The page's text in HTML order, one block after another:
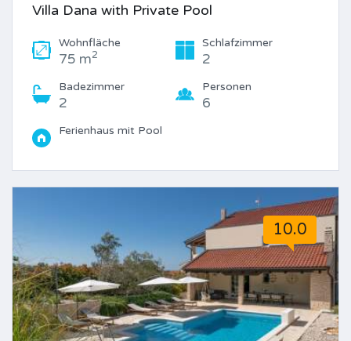
Villa Dana with Private Pool
Wohnfläche
75 m2
Schlafzimmer
2
Badezimmer
2
Personen
6
Ferienhaus mit Pool
10.0